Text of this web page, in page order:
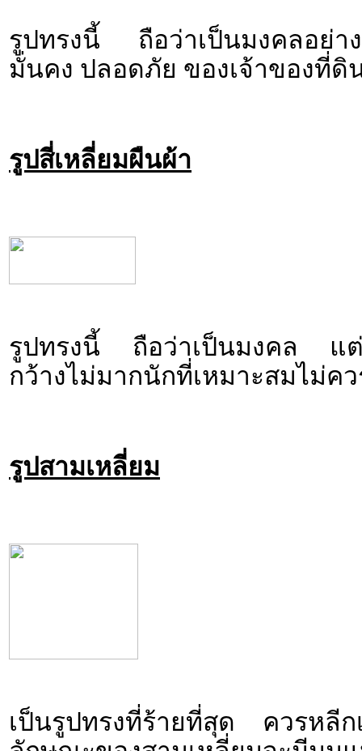
รูปทรงนี้ ถือว่าเป็นมงคลอย่า
มั่นคง ปลอดภัย ของเจ้าของที่ดิ
รูปสี่เหลี่ยมผืนผ้า
รูปทรงนี้ ถือว่าเป็นมงคล แต่
กว้างไม่มากนักที่เหมาะสมไม่ค
รูปสามเหลี่ยม
เป็นรูปทรงที่ร้ายที่สุด ควรหลี